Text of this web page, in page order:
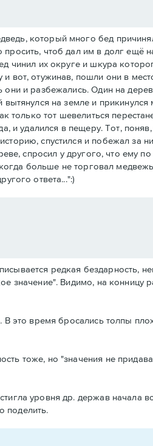
который много бед
чтоб дал им в долг ещё
чинил их округе и шкура
вот, отужинав, пошли они в
и разбежались. Один на
на земле и
только тот шевелиться
и удалился в пещеру. Тот,
спустился и побежал за
спросил у другого, что ему
больше не торговал
ответа...":)
редкая бездарность,
значение". Видимо, на конницу
В это время бросались толпы
тоже, но "значения не
уровня др. держав начала
поделить.